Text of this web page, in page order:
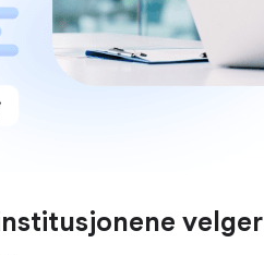
velger